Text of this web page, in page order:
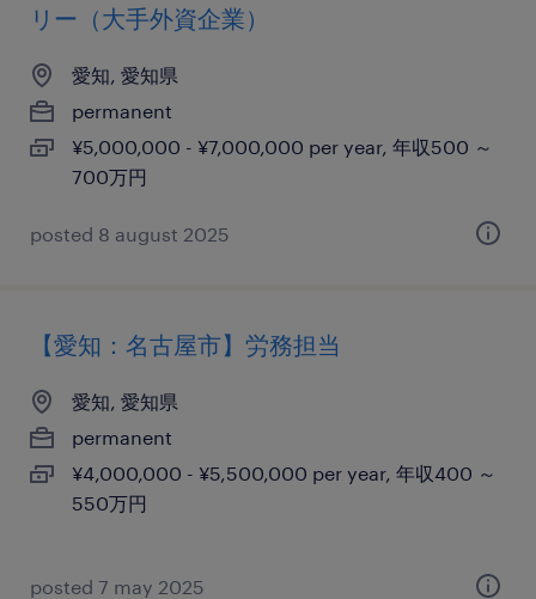
リー（大手外資企業）
愛知, 愛知県
permanent
¥5,000,000 - ¥7,000,000 per year, 年収500 ～
700万円
posted 8 august 2025
【愛知：名古屋市】労務担当
愛知, 愛知県
permanent
¥4,000,000 - ¥5,500,000 per year, 年収400 ～
550万円
posted 7 may 2025